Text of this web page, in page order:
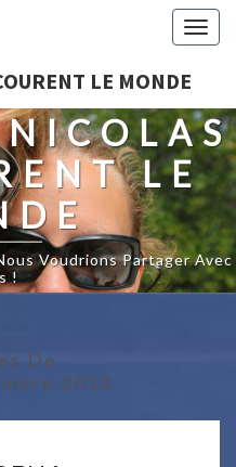
LE MONDE
LE
Voudrions Partager Avec
!
De
2013